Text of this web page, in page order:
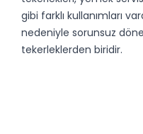
gibi farklı kullanımları
nedeniyle sorunsuz
tekerleklerden biridir.